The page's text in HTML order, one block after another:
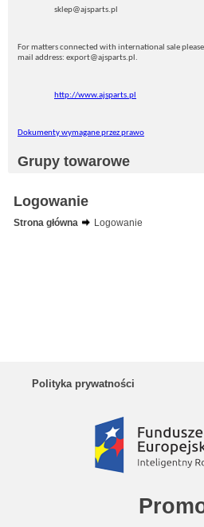
sklep@ajsparts.pl
For matters connected with international sale
mail address: export@ajsparts.pl.
http://www.ajsparts.pl
Dokumenty wymagane przez prawo
Grupy towarowe
Logowanie
Strona główna
Logowanie
Polityka prywatności